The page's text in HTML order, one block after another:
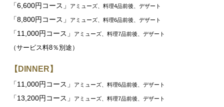
「6,600円コース」 アミューズ、料理4品前後、デザート
「8,800円コース」 アミューズ、料理6品前後、デザート
「11,000円コース」 アミューズ、料理7品前後、デザート
（サービス料8％別途）
【DINNER】
「11,000円コース」 アミューズ、料理6品前後、デザート
「13,200円コース」 アミューズ、料理7品前後、デザート